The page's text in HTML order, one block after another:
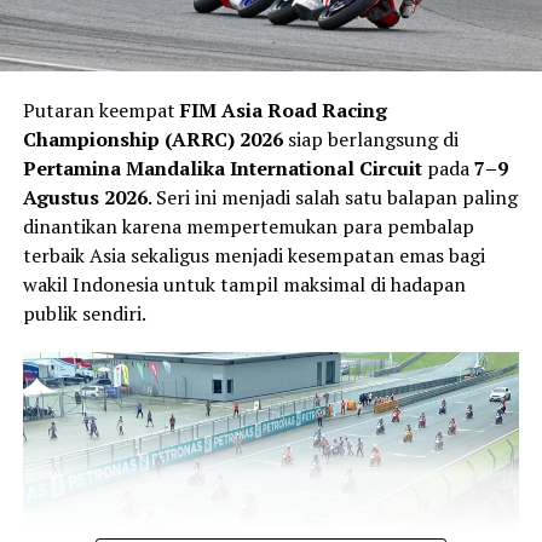
Veda mengaku jeda musim dimanfaatkannya untuk
memulihkan kondisi fisik sekaligus mempersiapkan diri
menghadapi paruh kedua musim. Ia merasa hasil positif
di Sachsenring memberikan tambahan kepercayaan diri
“Balapan terakhir di Jerman memberi saya lebih banyak
kepercayaan diri karena kami kembali menunjukkan
kecepatan yang bagus dan mencetak poin penting.
Putaran keempatFIM Asia Road Racing
Championship (ARRC) 2026siap berlangsung di
Pertamina Mandalika International Circuitpada7–9
Agustus 2026. Seri ini menjadi salah satu balapan paling
dinantikan karena mempertemukan para pembalap
terbaik Asia sekaligus menjadi kesempatan emas bagi
wakil Indonesia untuk tampil maksimal di hadapan
publik sendiri.